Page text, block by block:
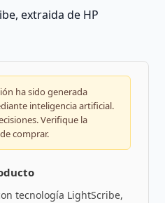
extraida de HP
ha sido generada
inteligencia artificial.
Verifique la
comprar.
tecnología LightScribe,